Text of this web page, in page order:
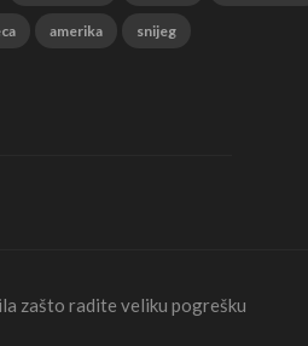
amerika snijeg
zašto radite veliku pogrešku